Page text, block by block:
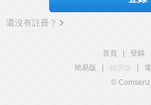
還沒有註冊？
首頁 登錄
簡易版
觸屏版
© Comsenz